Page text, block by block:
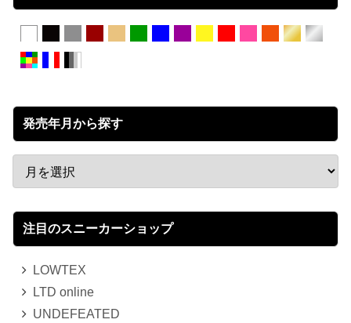
発売年月から探す
注目のスニーカーショップ
LOWTEX
LTD online
UNDEFEATED